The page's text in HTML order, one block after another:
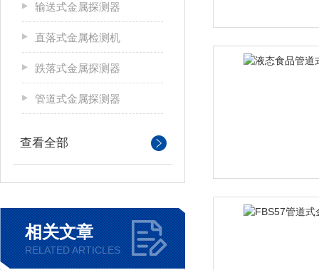
输送式金属探测器
直落式金属检测机
跌落式金属探测器
管道式金属探测器
查看全部
相关文章
RELATED ARTICLES